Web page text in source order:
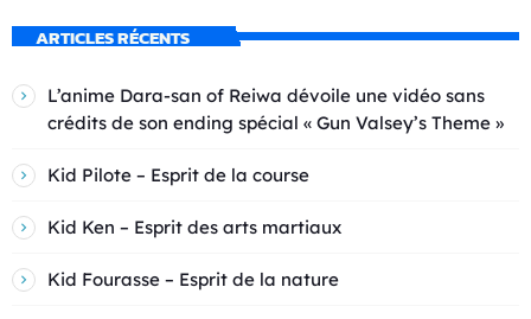
ARTICLES RÉCENTS
L’anime Dara-san of Reiwa dévoile une vidéo sans
crédits de son ending spécial « Gun Valsey’s Theme »
Kid Pilote – Esprit de la course
Kid Ken – Esprit des arts martiaux
Kid Fourasse – Esprit de la nature